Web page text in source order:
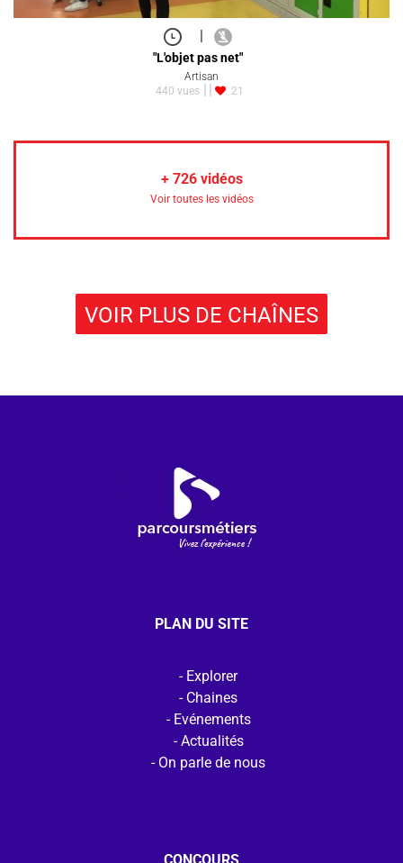
"L'objet pas net"
Artisan
440 vues
21
+ 726vidéos
Voir toutes les vidéos
VOIR PLUS DE CHAÎNES
PLAN DU SITE
Explorer
Chaines
Evénements
Actualités
On parle de nous